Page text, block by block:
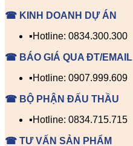
☎ KINH DOANH DỰ ÁN
▪️Hotline: 0834.300.300
☎ BÁO GIÁ QUA ĐT/EMAIL
▪️Hotline: 0907.999.609
☎ BỘ PHẬN ĐẤU THẦU
▪️Hotline: 0834.715.715
☎ TƯ VẤN SẢN PHẨM